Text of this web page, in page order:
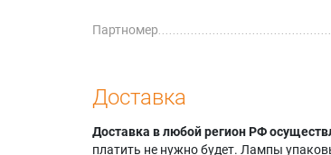
Партномер
Доставка
Доставка в любой регион РФ
платить не нужно будет. Лампы